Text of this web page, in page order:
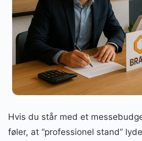
Hvis du står med et
føler, at “professionel stand”